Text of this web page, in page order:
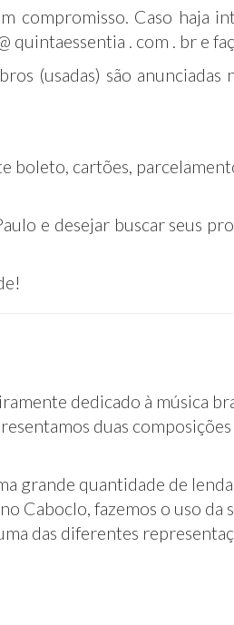
compromisso. Caso haja
quintaessentia . com . br e
(usadas) são anunciadas
boleto, cartões,
e desejar buscar seus
dedicado à música
duas
grande quantidade de
Caboclo, fazemos o uso
das diferentes